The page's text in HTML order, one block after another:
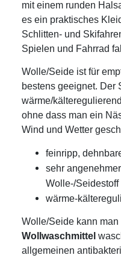
mit einem runden
es ein praktisches
Schlitten- und
Spielen und Fahrrad
Wolle/Seide ist für
bestens geeignet. Der
wärme/
ohne dass man ein
Wind und Wetter
feinripp,
sehr
Wolle-/Seidestoff
wärme-
Wolle/Seide kann man
Wollwaschmittel
allgemeinen